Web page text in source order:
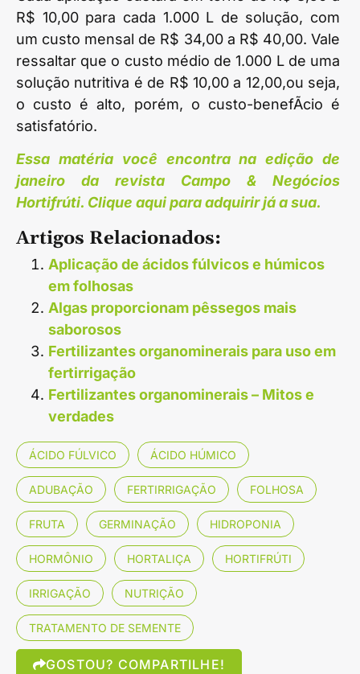
R$ 10,00 para cada 1.000 L de solução, com
um custo mensal de R$ 34,00 a R$ 40,00. Vale
ressaltar que o custo médio de 1.000 L de uma
solução nutritiva é de R$ 10,00 a 12,00,ou seja,
o custo é alto, porém, o custo-benefÃ­cio é
satisfatório.
Essa matéria você encontra na edição de
janeiro da revista Campo & Negócios
Hortifrúti. Clique aqui para adquirir já a sua.
Artigos Relacionados:
Aplicação de ácidos fúlvicos e húmicos
em folhosas
Algas proporcionam pêssegos mais
saborosos
Fertilizantes organominerais para uso em
fertirrigação
Fertilizantes organominerais – Mitos e
verdades
ÁCIDO FÚLVICO ÁCIDO HÚMICO
ADUBAÇÃO FERTIRRIGAÇÃO FOLHOSA
FRUTA GERMINAÇÃO HIDROPONIA
HORMÔNIO HORTALIÇA HORTIFRÚTI
IRRIGAÇÃO NUTRIÇÃO
TRATAMENTO DE SEMENTE
GOSTOU? COMPARTILHE!